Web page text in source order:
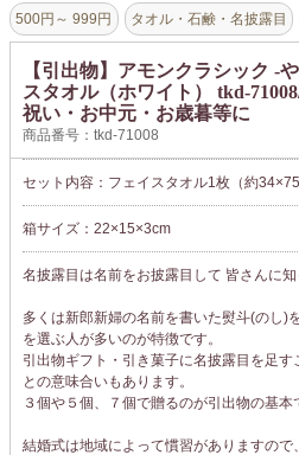
500円～ 999円 タオル・石鹸・名披露目
【引出物】アモンクラシック -
スタオル（ホワイト） tkd-
祝い・お中元・お歳暮等に
商品番号：tkd-71008
セット内容：フェイスタオル1枚（約
箱サイズ：22×15×3cm
名披露目は名前をお披露目して 皆さんに知
多くは新郎新婦の名前を書いた熨斗(のし)
を選ぶ人が多いのが特徴です。
引出物ギフト・引き菓子に名披露目を足す
との意味合いもあります。
３個や５個、７個で贈るのが引出物の基本
結婚式は地域によって慣習がありますの